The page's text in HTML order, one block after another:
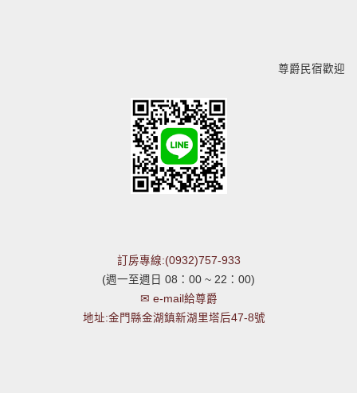
尊爵民宿歡迎您
訂房專線:(0932)757-933
(週一至週日 08：00 ~ 22：00)
✉ e-mail給尊爵
地址:金門縣金湖鎮新湖里塔后47-8號